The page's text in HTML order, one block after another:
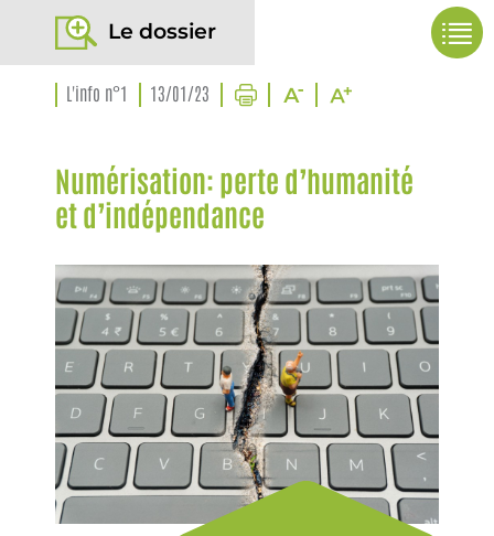
Le dossier
L'info n°1 13/01/23
Numérisation: perte d’humanité
et d’indépendance